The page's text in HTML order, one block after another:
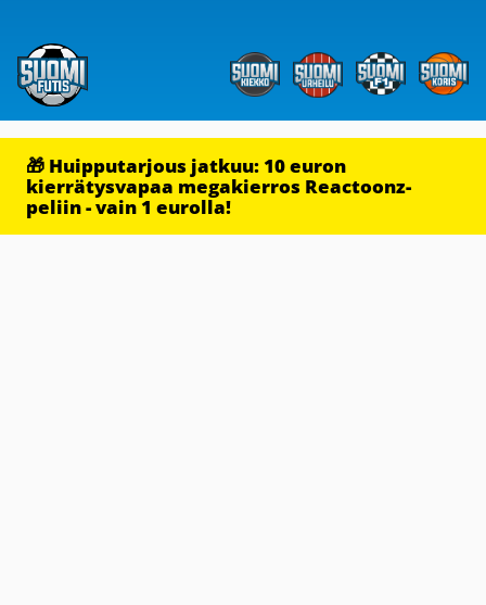
🎁 Huipputarjous jatkuu: 10 euron
kierrätysvapaa megakierros Reactoonz-
peliin - vain 1 eurolla!